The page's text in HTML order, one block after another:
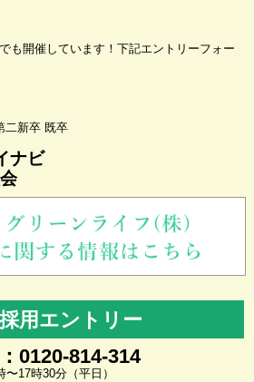
も開催しています！下記エントリーフォー
二新卒 既卒
ナビ
用エントリー
0120-814-314
〜17時30分（平日）